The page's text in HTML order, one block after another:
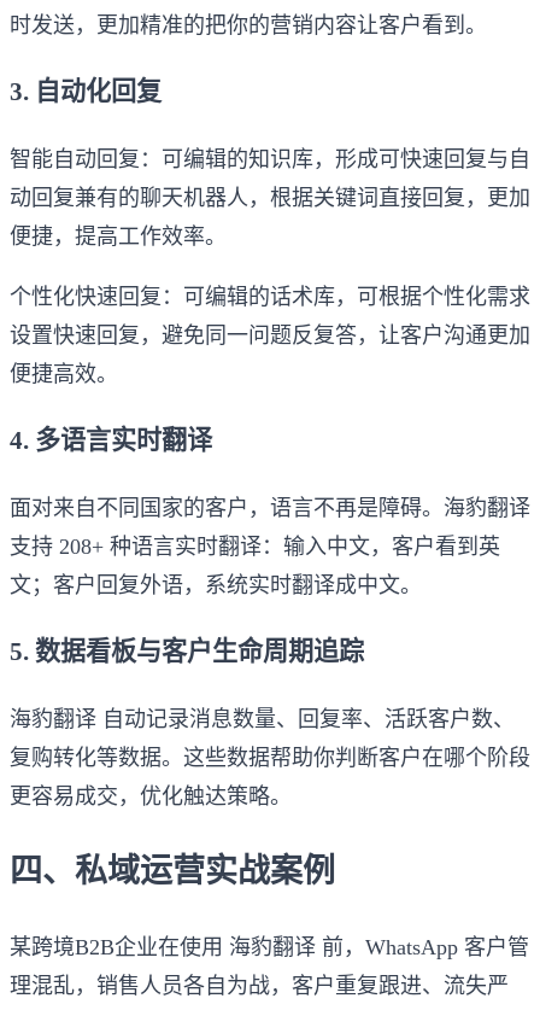
时发送，更加精准的把你的营销内容让客户看到。
3. 自动化回复
智能自动回复：可编辑的知识库，形成可快速回复与自
动回复兼有的聊天机器人，根据关键词直接回复，更加
便捷，提高工作效率。
个性化快速回复：可编辑的话术库，可根据个性化需求
设置快速回复，避免同一问题反复答，让客户沟通更加
便捷高效。
4. 多语言实时翻译
面对来自不同国家的客户，语言不再是障碍。海豹翻译
支持 208+ 种语言实时翻译：输入中文，客户看到英
文；客户回复外语，系统实时翻译成中文。
5. 数据看板与客户生命周期追踪
海豹翻译 自动记录消息数量、回复率、活跃客户数、
复购转化等数据。这些数据帮助你判断客户在哪个阶段
更容易成交，优化触达策略。
四、私域运营实战案例
某跨境B2B企业在使用 海豹翻译 前，WhatsApp 客户管
理混乱，销售人员各自为战，客户重复跟进、流失严